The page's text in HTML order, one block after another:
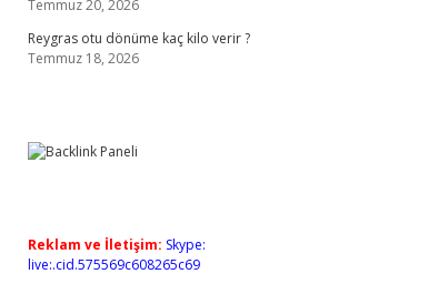
Temmuz 20, 2026
Reygras otu dönüme kaç kilo verir ?
Temmuz 18, 2026
Reklam ve İletişim: Skype:
live:.cid.575569c608265c69